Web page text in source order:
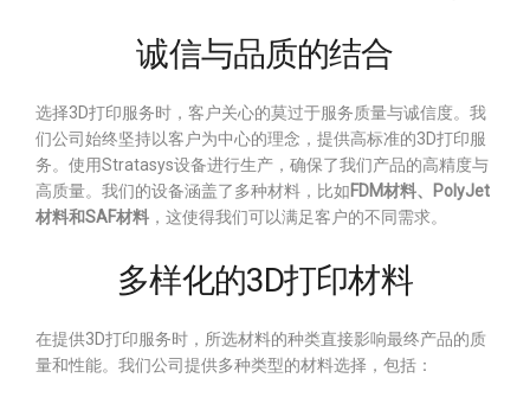
诚信与品质的结合
选择3D打印服务时，客户关心的莫过于服务质量与诚信度。我
们公司始终坚持以客户为中心的理念，提供高标准的3D打印服
务。使用Stratasys设备进行生产，确保了我们产品的高精度与
高质量。我们的设备涵盖了多种材料，比如FDM材料、PolyJet
材料和SAF材料 ，这使得我们可以满足客户的不同需求。
多样化的3D打印材料
在提供3D打印服务时，所选材料的种类直接影响最终产品的质
量和性能。我们公司提供多种类型的材料选择，包括：